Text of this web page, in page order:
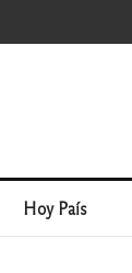
Hoy País